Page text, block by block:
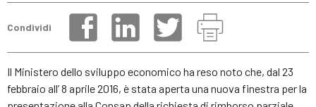
Condividi
Il Ministero dello sviluppo economico ha reso noto che, dal 23
febbraio all’ 8 aprile 2016, è stata aperta una nuova finestra per la